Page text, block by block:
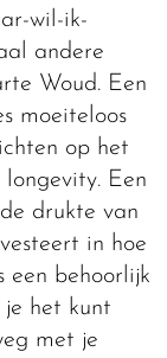
wil-ik-
andere
Woud. Een
moeiteloos
op het
Een
drukte van
in hoe
behoorlijk
je het kunt
met je